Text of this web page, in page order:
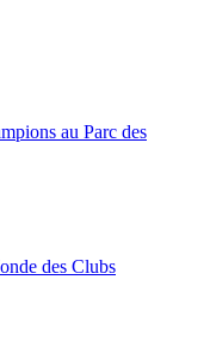
au Parc des
des Clubs